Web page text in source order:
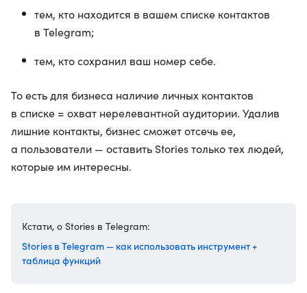
тем, кто находится в вашем списке контактов
в Telegram;
тем, кто сохранил ваш номер себе.
То есть для бизнеса наличие личных контактов
в списке = охват нерелевантной аудитории. Удалив
лишние контакты, бизнес сможет отсечь ее,
а пользователи — оставить Stories только тех людей,
которые им интересны.
Кстати, о Stories в Telegram:
Stories в Telegram — как использовать инструмент +
таблица функций